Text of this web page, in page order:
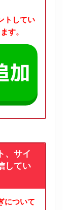
トしてい
す。
、サイ
してい
について